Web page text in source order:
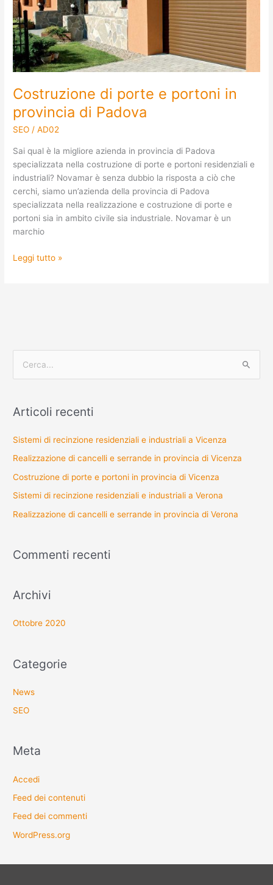
Costruzione di porte e portoni in
provincia di Padova
SEO /AD02
Sai qual è la migliore azienda in provincia di Padova
specializzata nella costruzione di porte e portoni residenziali e
industriali? Novamar è senza dubbio la risposta a ciò che
cerchi, siamo un’azienda della provincia di Padova
specializzata nella realizzazione e costruzione di porte e
portoni sia in ambito civile sia industriale. Novamar è un
marchio
in
provincia
di
Padova
Leggi tutto »
c
Articoli recenti
Sistemi di recinzione residenziali e industriali a Vicenza
Realizzazione di cancelli e serrande in provincia di Vicenza
Costruzione di porte e portoni in provincia di Vicenza
Sistemi di recinzione residenziali e industriali a Verona
Realizzazione di cancelli e serrande in provincia di Verona
Commenti recenti
Archivi
Ottobre 2020
Categorie
News
SEO
Meta
Accedi
Feed dei contenuti
Feed dei commenti
WordPress.org